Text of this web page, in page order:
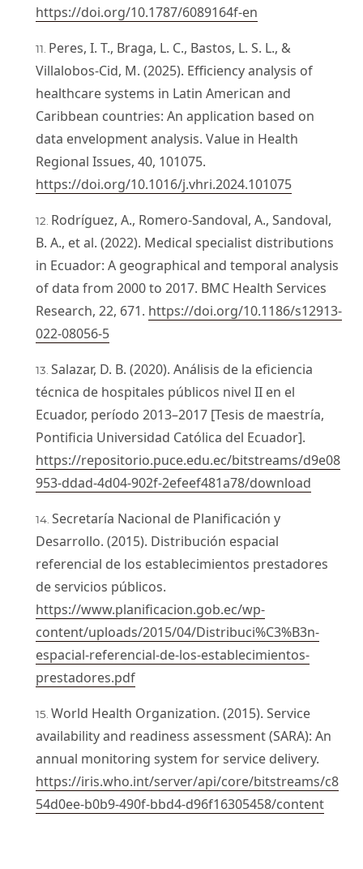
https://doi.org/10.1787/6089164f-en
Peres, I. T., Braga, L. C., Bastos, L. S. L., &
Villalobos-Cid, M. (2025). Efficiency analysis of
healthcare systems in Latin American and
Caribbean countries: An application based on
data envelopment analysis. Value in Health
Regional Issues, 40, 101075.
https://doi.org/10.1016/j.vhri.2024.101075
Rodríguez, A., Romero-Sandoval, A., Sandoval,
B. A., et al. (2022). Medical specialist distributions
in Ecuador: A geographical and temporal analysis
of data from 2000 to 2017. BMC Health Services
Research, 22, 671. https://doi.org/10.1186/s12913-
022-08056-5
Salazar, D. B. (2020). Análisis de la eficiencia
técnica de hospitales públicos nivel II en el
Ecuador, período 2013–2017 [Tesis de maestría,
Pontificia Universidad Católica del Ecuador].
https://repositorio.puce.edu.ec/bitstreams/d9e08
953-ddad-4d04-902f-2efeef481a78/download
Secretaría Nacional de Planificación y
Desarrollo. (2015). Distribución espacial
referencial de los establecimientos prestadores
de servicios públicos.
https://www.planificacion.gob.ec/wp-
content/uploads/2015/04/Distribuci%C3%B3n-
espacial-referencial-de-los-establecimientos-
prestadores.pdf
World Health Organization. (2015). Service
availability and readiness assessment (SARA): An
annual monitoring system for service delivery.
https://iris.who.int/server/api/core/bitstreams/c8
54d0ee-b0b9-490f-bbd4-d96f16305458/content